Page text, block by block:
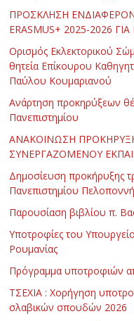
ΠΡΟΣΚΛΗΣΗ
ERASMUS+ 2025-2026
Ορισμός Εκλεκτορικού
θητεία Επίκουρου
Παύλου Κουμαριανού
Ανάρτηση προκηρύξεων
Πανεπιστημίου
ΑΝΑΚΟΙΝΩΣΗ
ΣΥΝΕΡΓΑΖΟΜΕΝΟΥ
Δημοσίευση προκήρυξης
Πανεπιστημίου
Παρουσίαση βιβλίου π.
Υποτροφίες του
Ρουμανίας
Πρόγραμμα υποτροφιών
ΤΣΕΧΙΑ : Χορήγηση
σλαβικών σπουδών 2026